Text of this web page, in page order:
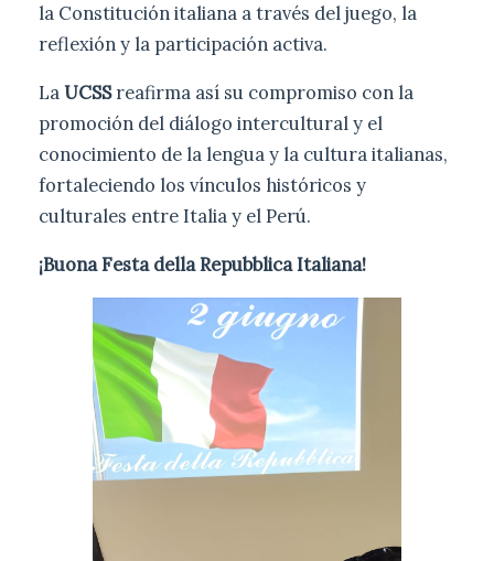
la Constitución italiana a través del juego, la
reflexión y la participación activa.
LaUCSSreafirma así su compromiso con la
promoción del diálogo intercultural y el
conocimiento de la lengua y la cultura italianas,
fortaleciendo los vínculos históricos y
culturales entre Italia y el Perú.
¡Buona Festa della Repubblica Italiana!